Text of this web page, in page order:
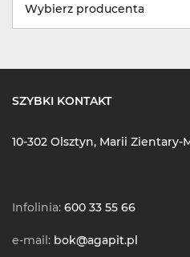
Wybierz producenta
SZYBKI KONTAKT
10-302 Olsztyn, Marii Zientary-
Infolinia: 600 33 55 66
e-mail: bok@agapit.pl